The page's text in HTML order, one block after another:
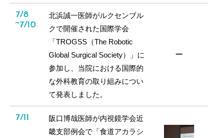
7/8
~7/10
北浜誠一医師がルクセンブル
クで開催された国際学会
「TROGSS（The Robotic
Global Surgical Society）」に
参加し、当院における国際的
な外科教育の取り組みについ
て発表しました。
ー
7/11
阪口博哉医師が内視鏡学会近
畿支部例会で「食道アカラシ